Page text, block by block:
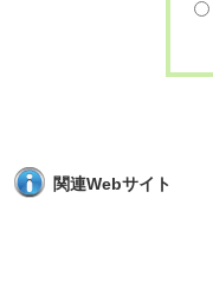
関連Webサイト